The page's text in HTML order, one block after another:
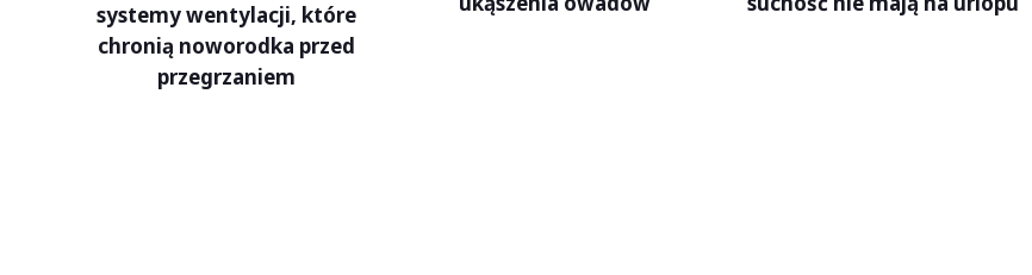
systemy wentylacji, które
chronią noworodka przed
przegrzaniem